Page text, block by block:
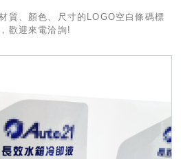
質、顏色、尺寸的LOGO空白條碼標
歡迎來電洽詢!